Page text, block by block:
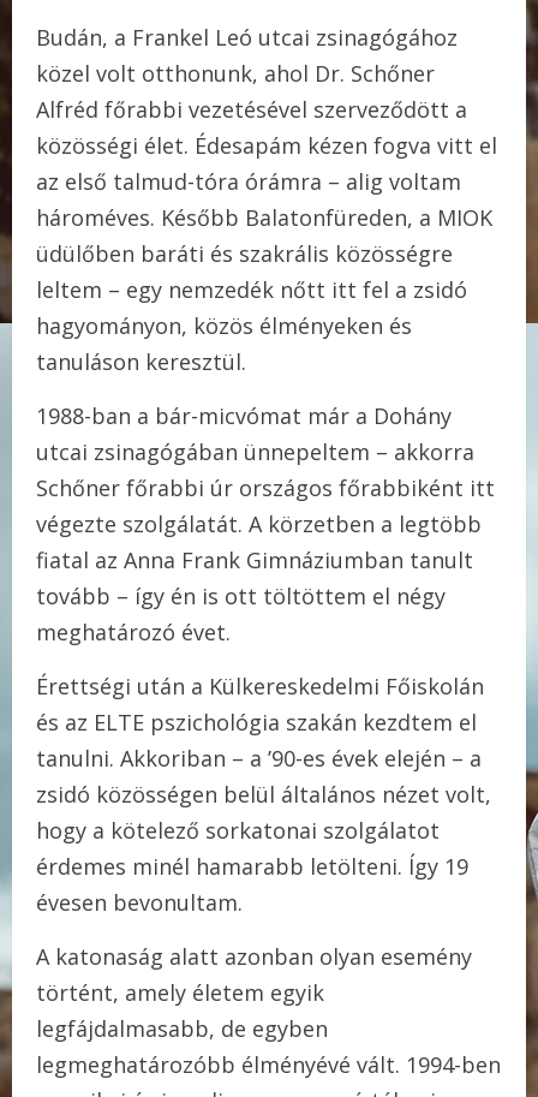
Budán, a Frankel Leó utcai zsinagógához
közel volt otthonunk, ahol Dr. Schőner
Alfréd főrabbi vezetésével szerveződött a
közösségi élet. Édesapám kézen fogva vitt el
az első talmud-tóra órámra – alig voltam
hároméves. Később Balatonfüreden, a MIOK
üdülőben baráti és szakrális közösségre
leltem – egy nemzedék nőtt itt fel a zsidó
hagyományon, közös élményeken és
tanuláson keresztül.
1988-ban a bár-micvómat már a Dohány
utcai zsinagógában ünnepeltem – akkorra
Schőner főrabbi úr országos főrabbiként itt
végezte szolgálatát. A körzetben a legtöbb
fiatal az Anna Frank Gimnáziumban tanult
tovább – így én is ott töltöttem el négy
meghatározó évet.
Érettségi után a Külkereskedelmi Főiskolán
és az ELTE pszichológia szakán kezdtem el
tanulni. Akkoriban – a ’90-es évek elején – a
zsidó közösségen belül általános nézet volt,
hogy a kötelező sorkatonai szolgálatot
érdemes minél hamarabb letölteni. Így 19
évesen bevonultam.
A katonaság alatt azonban olyan esemény
történt, amely életem egyik
legfájdalmasabb, de egyben
legmeghatározóbb élményévé vált. 1994-ben